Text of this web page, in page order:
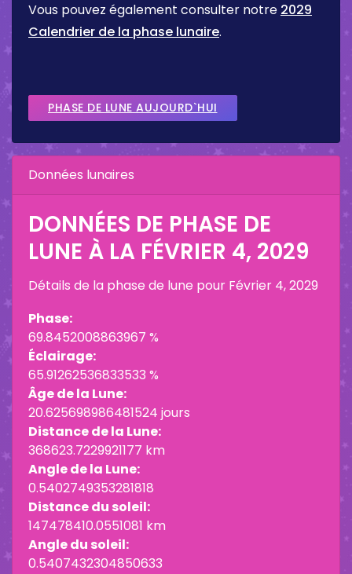
Vous pouvez également consulter notre 2029
Calendrier de la phase lunaire.
PHASE DE LUNE AUJOURD`HUI
Données lunaires
DONNÉES DE PHASE DE
LUNE À LA FÉVRIER 4, 2029
Détails de la phase de lune pour Février 4, 2029
Phase:
69.8452008863967 %
Éclairage:
65.91262536833533 %
Âge de la Lune:
20.625698986481524 jours
Distance de la Lune:
368623.7229921177 km
Angle de la Lune:
0.5402749353281818
Distance du soleil:
147478410.0551081 km
Angle du soleil:
0.5407432304850633